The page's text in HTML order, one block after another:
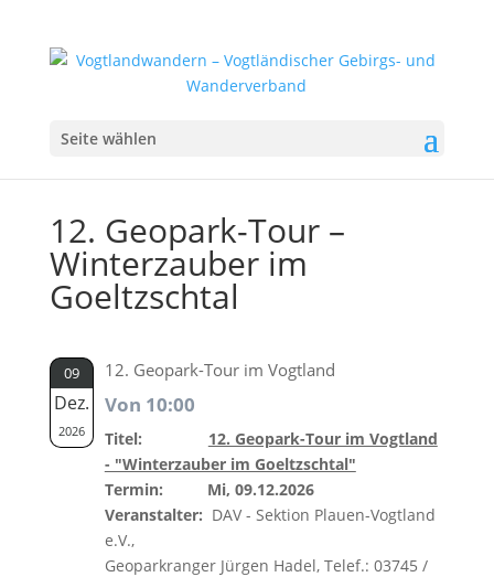
Seite wählen
12. Geopark-Tour –
Winterzauber im
Goeltzschtal
09
Dez.
2026
12. Geopark-Tour im Vogtland
Von 10:00
Titel: 12. Geopark-Tour im Vogtland
- "Winterzauber im Goeltzschtal"
Termin:
Mi, 09.12.2026
Veranstalter: DAV - Sektion Plauen-Vogtland
e.V.,
Geoparkranger Jürgen Hadel, Telef.: 03745 /